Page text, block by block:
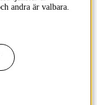
andra är valbara.